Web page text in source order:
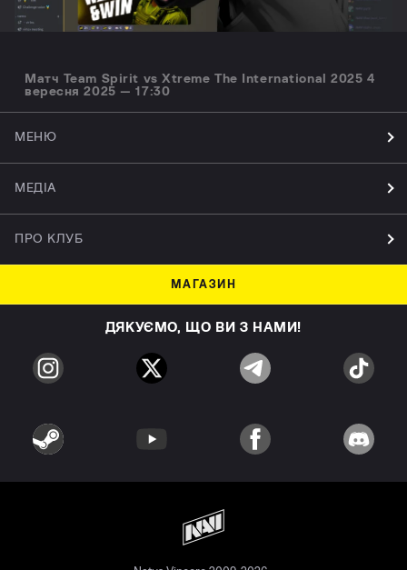
Матч Team Spirit vs Xtreme The International 2025 4
вересня 2025 — 17:30
МЕНЮ
МЕДІА
ПРО КЛУБ
МАГАЗИН
ДЯКУЄМО, ЩО ВИ З НАМИ!